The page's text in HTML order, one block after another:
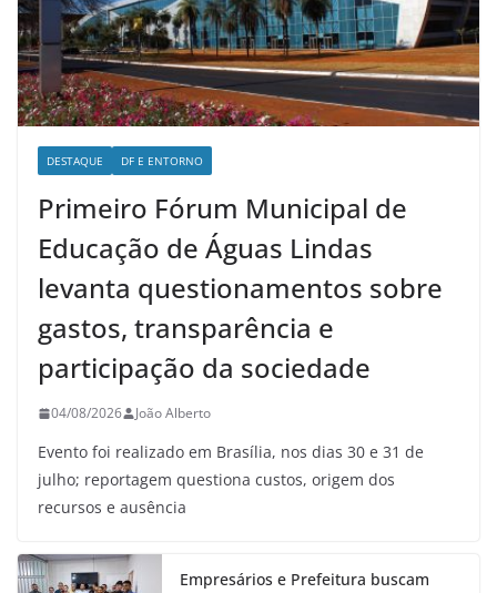
DESTAQUE DF E ENTORNO
Primeiro Fórum Municipal de
Educação de Águas Lindas
levanta questionamentos sobre
gastos, transparência e
participação da sociedade
04/08/2026 João Alberto
Evento foi realizado em Brasília, nos dias 30 e 31 de
julho; reportagem questiona custos, origem dos
recursos e ausência
Empresários e Prefeitura buscam